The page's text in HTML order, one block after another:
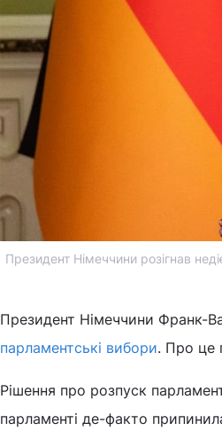
Президент Німеччини розігнав
Президент Німеччини Франк-
парламентські вибори. Про це
Рішення про розпуск
парламенті де-факто